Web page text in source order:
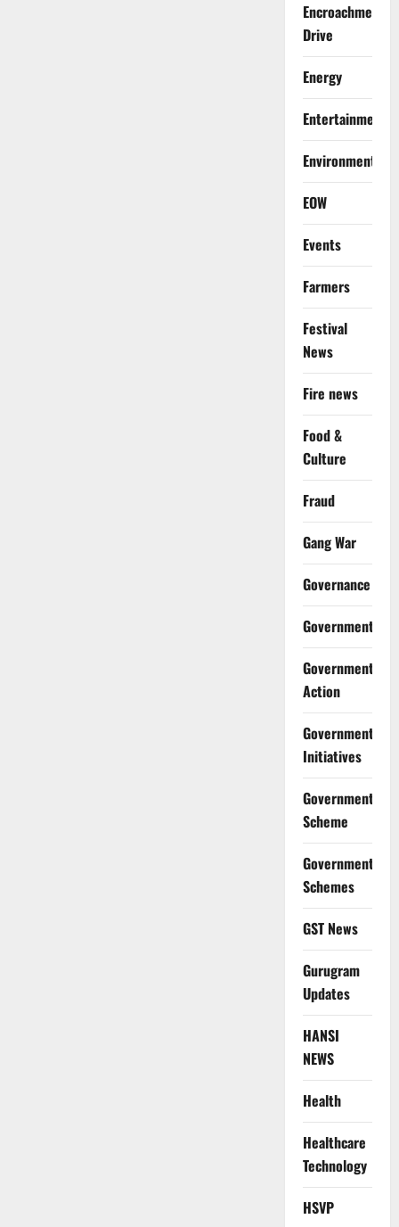
Encroachment
Drive
Energy
Entertainment
Environment
EOW
Events
Farmers
Festival
News
Fire news
Food &
Culture
Fraud
Gang War
Governance
Government
Government
Action
Government
Initiatives
Government
Scheme
Government
Schemes
GST News
Gurugram
Updates
HANSI
NEWS
Health
Healthcare
Technology
HSVP